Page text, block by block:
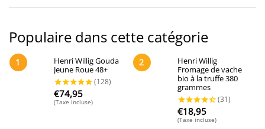
Populaire dans cette catégorie
1
Henri Willig Gouda
Jeune Roue 48+
€74,95
(Taxe incluse)
2
Henri Willig
Fromage de vache
bio à la truffe 380
grammes
€18,95
(Taxe incluse)